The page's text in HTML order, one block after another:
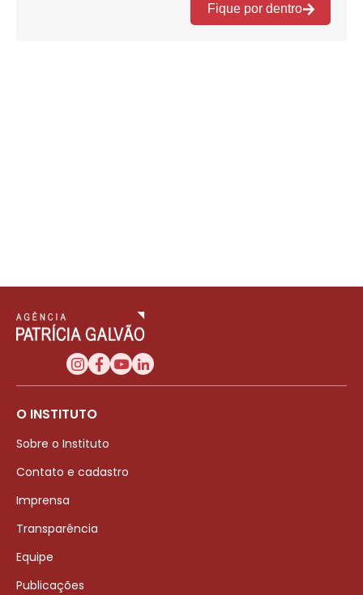
O INSTITUTO
Sobre o Instituto
Contato e cadastro
Imprensa
Transparência
Equipe
Publicações